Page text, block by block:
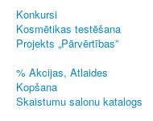
Konkursi
Kosmētikas testēšana
Projekts „Pārvērtības”
% Akcijas, Atlaides
Kopšana
Skaistumu salonu katalogs